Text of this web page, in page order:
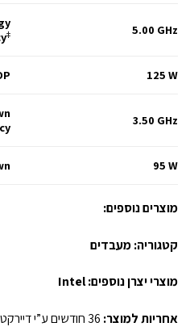
5.00 GHz
‡
125 W
3.50 GHz
95 W
מוצרים נוספים:
קטגוריה:מעבדים
מוצרי יצרן נוספים:Intel
אחריות למוצר: